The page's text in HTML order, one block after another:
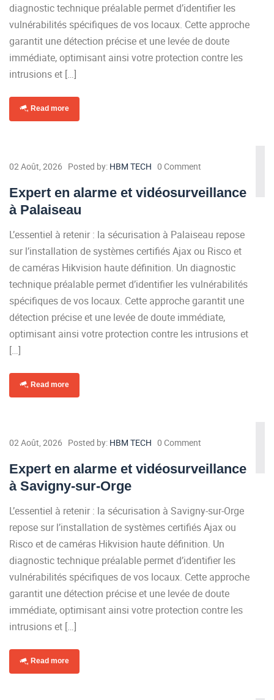
diagnostic technique préalable permet d’identifier les
vulnérabilités spécifiques de vos locaux. Cette approche
garantit une détection précise et une levée de doute
immédiate, optimisant ainsi votre protection contre les
intrusions et […]
Read more
02 Août, 2026 Posted by: HBM TECH 0 Comment
Expert en alarme et vidéosurveillance
à Palaiseau
L’essentiel à retenir : la sécurisation à Palaiseau repose
sur l’installation de systèmes certifiés Ajax ou Risco et
de caméras Hikvision haute définition. Un diagnostic
technique préalable permet d’identifier les vulnérabilités
spécifiques de vos locaux. Cette approche garantit une
détection précise et une levée de doute immédiate,
optimisant ainsi votre protection contre les intrusions et
[…]
Read more
02 Août, 2026 Posted by: HBM TECH 0 Comment
Expert en alarme et vidéosurveillance
à Savigny-sur-Orge
L’essentiel à retenir : la sécurisation à Savigny-sur-Orge
repose sur l’installation de systèmes certifiés Ajax ou
Risco et de caméras Hikvision haute définition. Un
diagnostic technique préalable permet d’identifier les
vulnérabilités spécifiques de vos locaux. Cette approche
garantit une détection précise et une levée de doute
immédiate, optimisant ainsi votre protection contre les
intrusions et […]
Read more